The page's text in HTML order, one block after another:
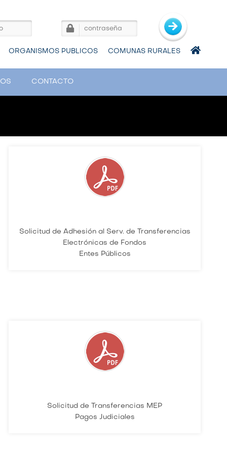
ORGANISMOS PUBLICOS COMUNAS RURALES
CONTACTO
Solicitud de Adhesión al Serv. de Transferencias
Electrónicas de Fondos
Entes Públicos
Solicitud de Transferencias MEP
Pagos Judiciales